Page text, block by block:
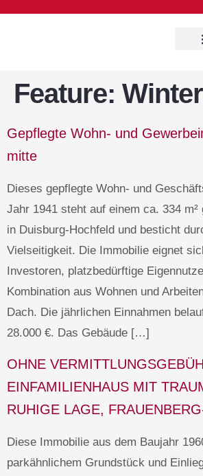
Feature:
Gepflegte Wohn- und
mitte
Dieses gepflegte Wohn- und
Jahr 1941 steht auf einem ca. 334
in Duisburg-Hochfeld und besticht
Vielseitigkeit. Die Immobilie eignet
Investoren, platzbedürftige
Kombination aus Wohnen und
Dach. Die jährlichen Einnahmen
28.000 €. Das Gebäude […]
OHNE
EINFAMILIENHAUS MIT
RUHIGE LAGE,
Diese Immobilie aus dem Baujahr
parkähnlichem Grundstück und